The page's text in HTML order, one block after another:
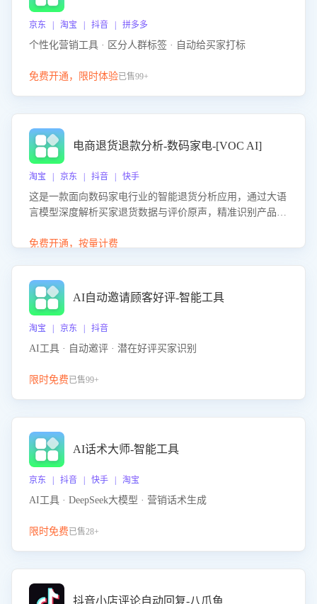
京东 | 淘宝 | 抖音 | 拼多多
个性化营销工具 · 区分人群标签 · 自动给买家打标
免费开通，限时体验已售99+
电商退货退款分析-数码家电-[VOC AI]
淘宝 | 京东 | 抖音 | 快手
这是一款面向数码家电行业的智能退货分析应用，通过大语
言模型深度解析买家退货数据与评价原声，精准识别产品质
改进建议，通过挖掘用户痛点驱动产品迭代，从根本上降低
免费开通，按量计费
AI自动邀请顾客好评-智能工具
淘宝 | 京东 | 抖音
AI工具 · 自动邀评 · 潜在好评买家识别
限时免费已售99+
AI话术大师-智能工具
京东 | 抖音 | 快手 | 淘宝
AI工具 · DeepSeek大模型 · 营销话术生成
限时免费已售28+
抖音小店评论自动回复-八爪鱼